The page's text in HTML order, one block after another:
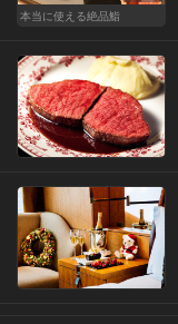
本当に使える絶品鮨